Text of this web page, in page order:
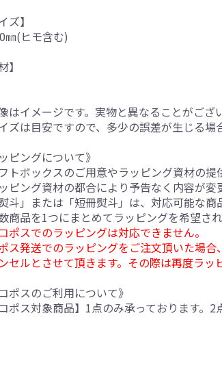
ズ】
㎜(ヒモ含む)
】
はイメージです。実物と異なることがござ
ズは目安ですので、多少の誤差が生じる場
ピングについて》
トボックスのご用意やラッピング資材の提
ピング資材の都合により予告なく内容が変
斗」または「短冊熨斗」は、対応可能な商
商品を1つにまとめてラッピングを希望され
ポスでのラッピングは対応できません。
ス発送でのラッピングをご注文頂いた場
セルとさせて頂きます。その際は再度ラッ
ポスのご利用について》
コポス対象商品】1点のみ承っております。